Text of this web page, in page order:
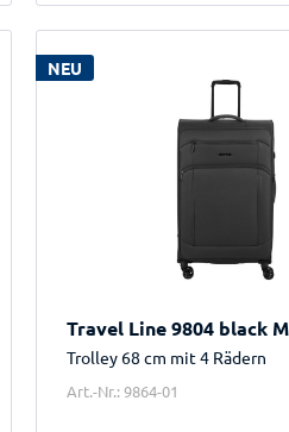
NEU
Travel Line 9804 black M
Trolley 68 cm mit 4 Rädern
Art.-Nr.: 9864-01